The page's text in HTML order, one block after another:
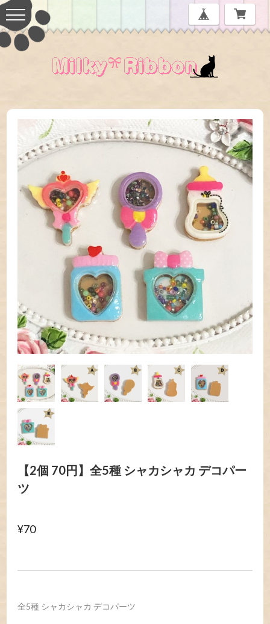
【2個 70円】全5種 シャカシャカ デコパー
ツ
¥70
全5種 シャカシャカ デコパーツ